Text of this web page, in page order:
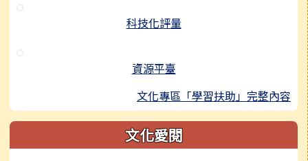
科技化評量
資源平臺
文化專區「學習扶助」完整內容
文化愛閱